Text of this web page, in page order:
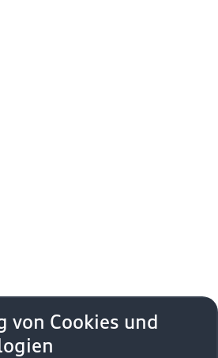
Zurück nach oben
von Cookies und